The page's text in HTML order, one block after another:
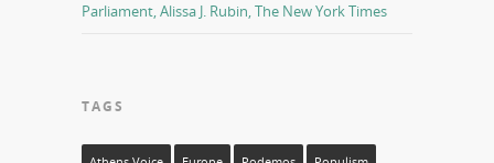
Parliament, Alissa J. Rubin, The New York Times
TAGS